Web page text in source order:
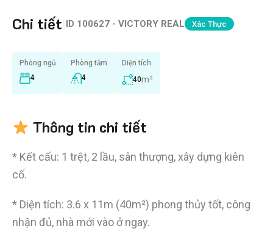
Chi tiết ID 100627 - VICTORY REAL Xác Thực
Phòng ngủ
4
Phòng tắm
4
Diện tích
40m²
Thông tin chi tiết
* Kết cấu: 1 trệt, 2 lầu, sân thượng, xây dựng kiên
cố.
* Diện tích: 3.6 x 11m (40m²) phong thủy tốt, công
nhận đủ, nhà mới vào ở ngay.